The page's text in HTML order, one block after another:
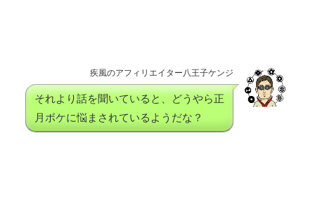
疾風のアフィリエイター八王子ケンジ
それより話を聞いていると、どうやら正
月ボケに悩まされているようだな？